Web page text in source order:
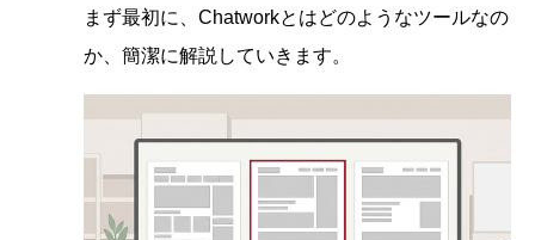
まず最初に、Chatworkとはどのようなツールなの
か、簡潔に解説していきます。